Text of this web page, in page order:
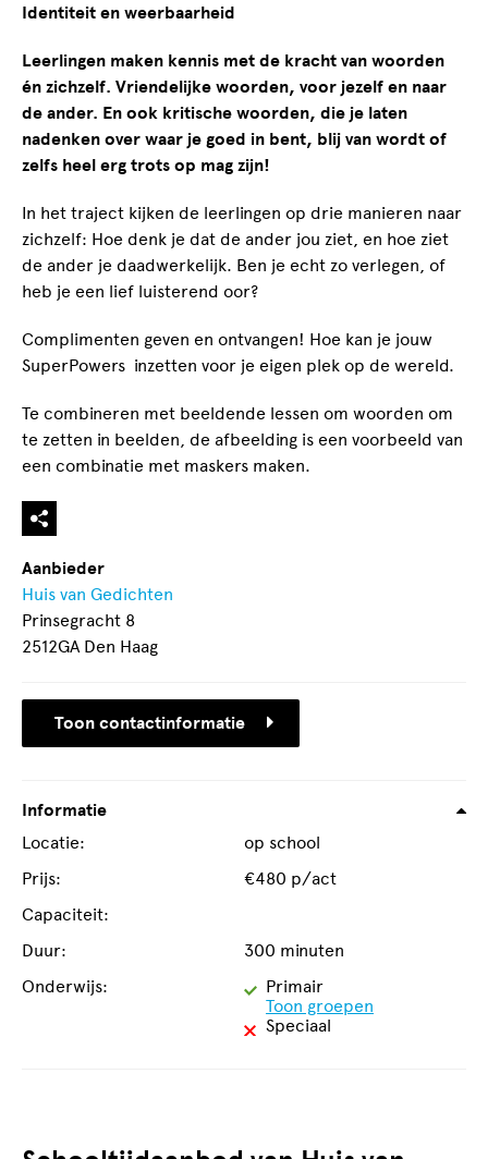
Identiteit en weerbaarheid
Leerlingen maken kennis met de kracht van woorden
én zichzelf. Vriendelijke woorden, voor jezelf en naar
de ander. En ook kritische woorden, die je laten
nadenken over waar je goed in bent, blij van wordt of
zelfs heel erg trots op mag zijn!
In het traject kijken de leerlingen op drie manieren naar
zichzelf: Hoe denk je dat de ander jou ziet, en hoe ziet
de ander je daadwerkelijk. Ben je echt zo verlegen, of
heb je een lief luisterend oor?
Complimenten geven en ontvangen! Hoe kan je jouw
SuperPowers inzetten voor je eigen plek op de wereld.
Te combineren met beeldende lessen om woorden om
te zetten in beelden, de afbeelding is een voorbeeld van
een combinatie met maskers maken.
Aanbieder
Huis van Gedichten
Prinsegracht 8
2512GA Den Haag
Toon contactinformatie
Informatie
Locatie:
op school
Prijs:
€480 p/act
Capaciteit:
Duur:
300 minuten
Onderwijs:
Geschikt
voor
Primair
Toon groepen
Niet
Speciaal